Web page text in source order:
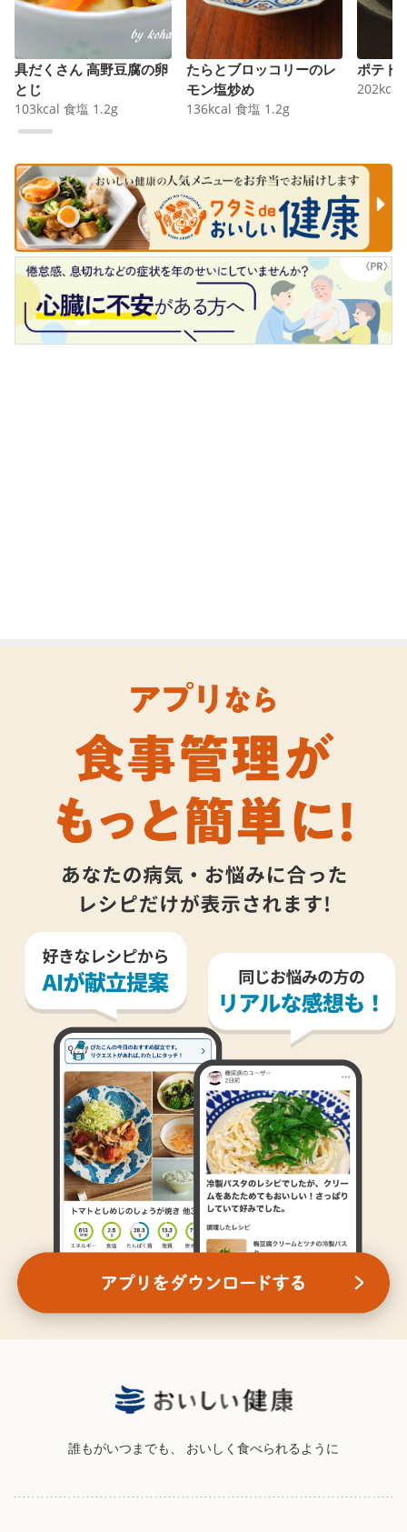
具だくさん 高野豆腐の卵
とじ
103kcal 食塩 1.2g
たらとブロッコリーのレ
モン塩炒め
136kcal 食塩 1.2g
ポテト
202kcal
誰もがいつまでも、 おいしく食べられるように